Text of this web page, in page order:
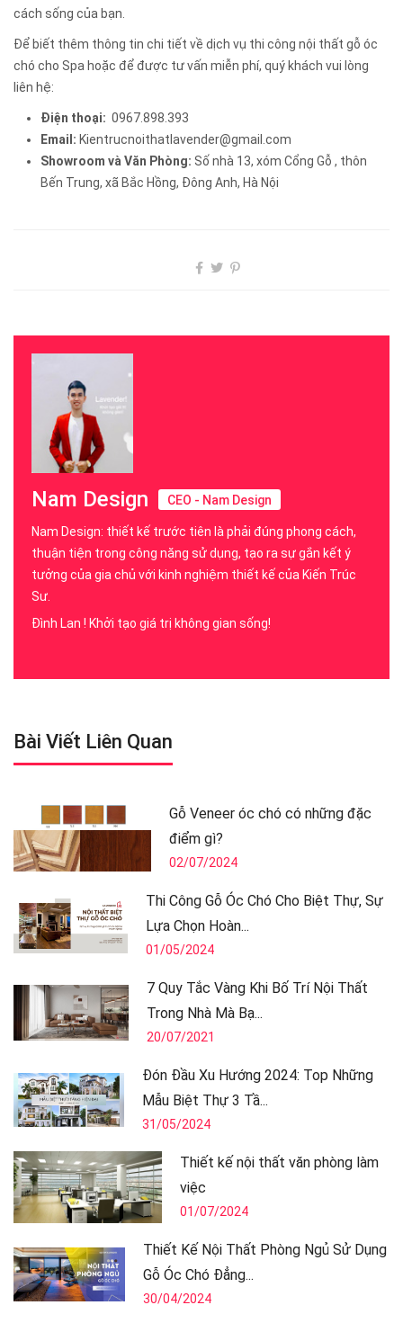
cách sống của bạn.
Để biết thêm thông tin chi tiết về dịch vụ thi công nội thất gỗ óc
chó cho Spa hoặc để được tư vấn miễn phí, quý khách vui lòng
liên hệ:
Điện thoại: 0967.898.393
Email: Kientrucnoithatlavender@gmail.com
Showroom và Văn Phòng: Số nhà 13, xóm Cổng Gỗ , thôn
Bến Trung, xã Bắc Hồng, Đông Anh, Hà Nội
Nam Design CEO - Nam Design
Nam Design: thiết kế trước tiên là phải đúng phong cách,
thuận tiện trong công năng sử dụng, tạo ra sự gắn kết ý
tưởng của gia chủ với kinh nghiệm thiết kế của Kiến Trúc
Sư.
Đình Lan ! Khởi tạo giá trị không gian sống!
Bài Viết Liên Quan
Gỗ Veneer óc chó có những đặc
điểm gì?
02/07/2024
Thi Công Gỗ Óc Chó Cho Biệt Thự, Sự
Lựa Chọn Hoàn...
01/05/2024
7 Quy Tắc Vàng Khi Bố Trí Nội Thất
Trong Nhà Mà Bạ...
20/07/2021
Đón Đầu Xu Hướng 2024: Top Những
Mẫu Biệt Thự 3 Tầ...
31/05/2024
Thiết kế nội thất văn phòng làm
việc
01/07/2024
Thiết Kế Nội Thất Phòng Ngủ Sử Dụng
Gỗ Óc Chó Đẳng...
30/04/2024